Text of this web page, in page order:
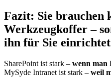
Fazit: Sie brauchen
Werkzeugkoffer –
ihn für Sie einrichtet
SharePoint ist stark – wenn man
MySyde Intranet ist stark – weil